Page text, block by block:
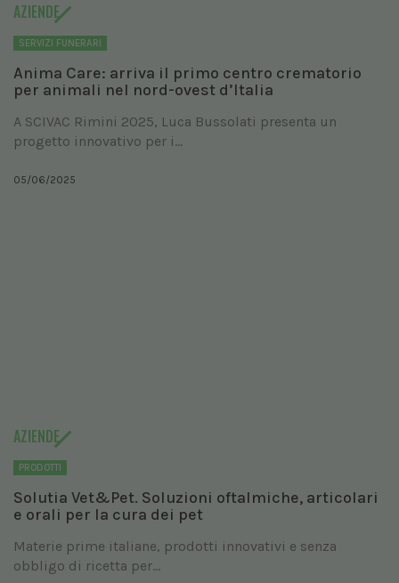
AZIENDE
SERVIZI FUNERARI
Anima Care: arriva il primo centro crematorio
per animali nel nord-ovest d’Italia
A SCIVAC Rimini 2025, Luca Bussolati presenta un
progetto innovativo per i...
05/06/2025
AZIENDE
PRODOTTI
Solutia Vet&Pet. Soluzioni oftalmiche, articolari
e orali per la cura dei pet
Materie prime italiane, prodotti innovativi e senza
obbligo di ricetta per...